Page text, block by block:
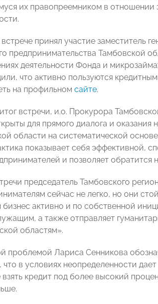
их правопреемником в отношении
принял участие заместитель
предпринимательства Тамбовской
деятельности Фонда и
что активно пользуются
на профильном сайте.
встречи, и.о. Прокурора
для прямого диалога и
области на систематической
показывает себя эффективной,
и позволяет обратится
председатель Тамбовского
сейчас не легко, но они
активно и по собственной
а также отправляет
областям».
проблемой Лариса Сенникова
в условиях неопределенности
взять кредит под более высокий